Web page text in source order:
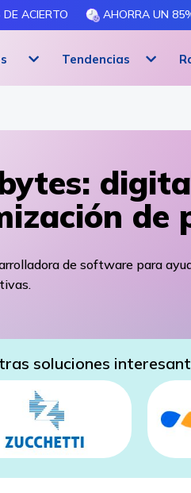
ACIERTO AHORRA UN
Tendencias
de
de software para
soluciones